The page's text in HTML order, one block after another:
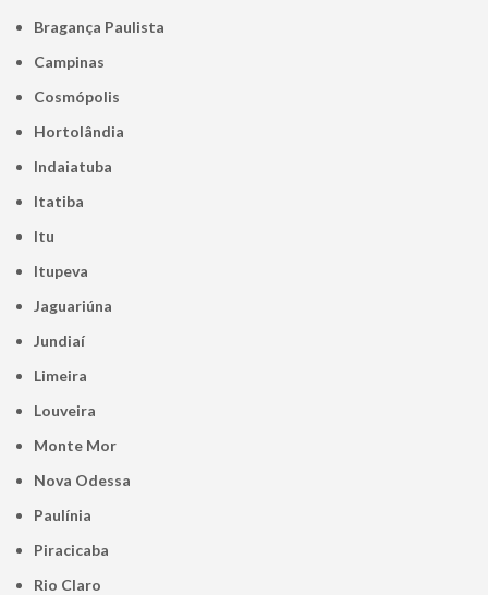
Bragança Paulista
Campinas
Cosmópolis
Hortolândia
Indaiatuba
Itatiba
Itu
Itupeva
Jaguariúna
Jundiaí
Limeira
Louveira
Monte Mor
Nova Odessa
Paulínia
Piracicaba
Rio Claro